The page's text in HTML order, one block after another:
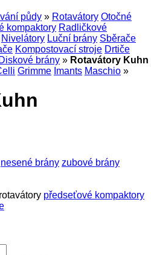
půdy » Rotavátory Otočné
kompaktory Radličkové
Nivelátory Luční brány Sběrače
Kompostovací stroje Drtiče
Diskové brány » Rotavátory Kuhn
Grimme Imants Maschio »
nesené brány zubové brány
rotavátory předseťové kompaktory